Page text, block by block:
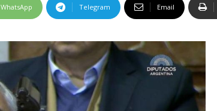
WhatsApp Telegram Email